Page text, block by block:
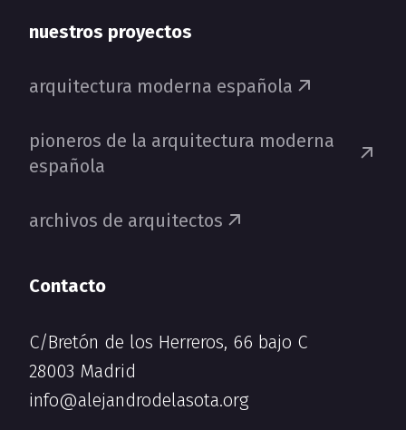
nuestros proyectos
arquitectura moderna española
pioneros de la arquitectura moderna
española
archivos de arquitectos
Contacto
C/Bretón de los Herreros, 66 bajo C
28003 Madrid
info@alejandrodelasota.org